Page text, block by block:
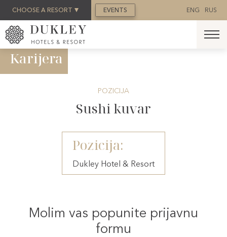
CHOOSE A RESORT EVENTS ENG RUS
Karijera
POZICIJA
Sushi kuvar
Pozicija:
Dukley Hotel & Resort
Molim vas popunite prijavnu
formu